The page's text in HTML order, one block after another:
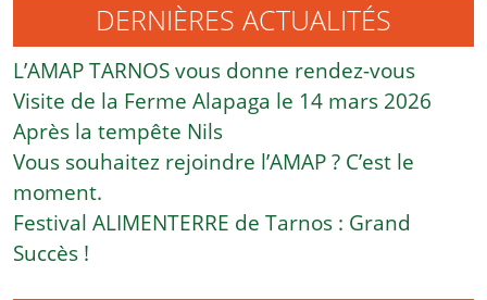
DERNIÈRES ACTUALITÉS
L’AMAP TARNOS vous donne rendez-vous
Visite de la Ferme Alapaga le 14 mars 2026
Après la tempête Nils
Vous souhaitez rejoindre l’AMAP ? C’est le
moment.
Festival ALIMENTERRE de Tarnos : Grand
Succès !